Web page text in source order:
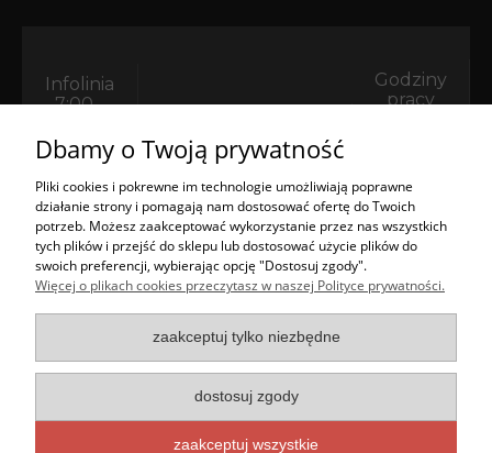
Infolinia
7:00 -
+48 533
513 090
+48 602
792 043
sklep@bestkomin.pl
biuro@bestkomin.pl
Godziny
pracy
PON-PT
Nieczynne:
SOB, ND
Formularz kontaktowy
Napisz do nas
Opinie naszych klientów
Dbamy o Twoją prywatność
Pliki cookies i pokrewne im technologie umożliwiają poprawne
działanie strony i pomagają nam dostosować ofertę do Twoich
potrzeb. Możesz zaakceptować wykorzystanie przez nas wszystkich
tych plików i przejść do sklepu lub dostosować użycie plików do
swoich preferencji, wybierając opcję "Dostosuj zgody".
Więcej o plikach cookies przeczytasz w naszej Polityce prywatności.
zaakceptuj tylko niezbędne
dostosuj zgody
zaakceptuj wszystkie